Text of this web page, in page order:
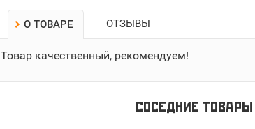
О ТОВАРЕ ОТЗЫВЫ
Товар качественный, рекомендуем!
СОСЕДНИЕ